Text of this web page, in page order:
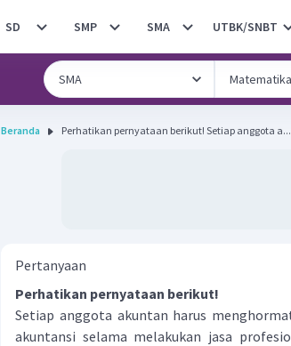
SD SMP SMA UTBK/SNBT
Beranda Perhatikan pernyataan berikut! Setiap anggota a...
Pertanyaan
Perhatikan pernyataan berikut!
Setiap anggota akuntan harus
akuntansi selama melakukan jasa